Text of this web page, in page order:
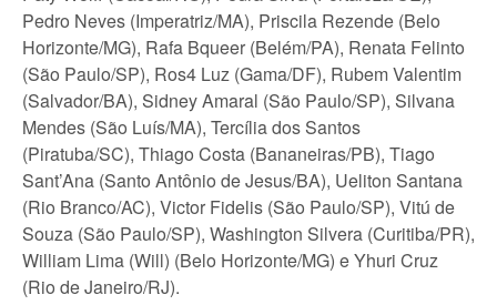
Pedro Neves (Imperatriz/MA), Priscila Rezende (Belo
Horizonte/MG), Rafa Bqueer (Belém/PA), Renata Felinto
(São Paulo/SP), Ros4 Luz (Gama/DF), Rubem Valentim
(Salvador/BA), Sidney Amaral (São Paulo/SP), Silvana
Mendes (São Luís/MA), Tercília dos Santos
(Piratuba/SC), Thiago Costa (Bananeiras/PB), Tiago
Sant’Ana (Santo Antônio de Jesus/BA), Ueliton Santana
(Rio Branco/AC), Victor Fidelis (São Paulo/SP), Vitú de
Souza (São Paulo/SP), Washington Silvera (Curitiba/PR),
William Lima (Will) (Belo Horizonte/MG) e Yhuri Cruz
(Rio de Janeiro/RJ).